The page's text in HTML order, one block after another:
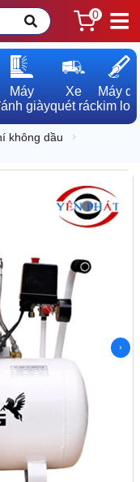
0
Máy
giày
Xe
quét rác
Máy dò
kim loại
không dầu